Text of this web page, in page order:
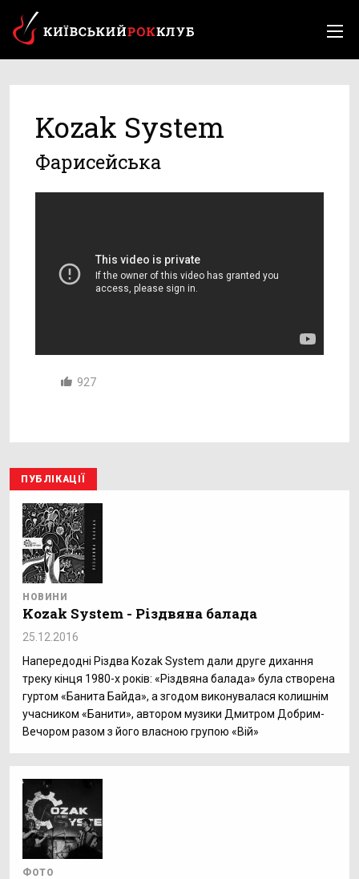
Kozak System
Фарисейська
927
ПУБЛІКАЦІЇ
НОВИНИ
Kozak System - Різдвяна балада
25.12.2016
Напередодні Різдва Kozak System дали друге дихання
треку кінця 1980-х років: «Різдвяна балада» була створена
гуртом «Банита Байда», а згодом виконувалася колишнім
учасником «Банити», автором музики Дмитром Добрим-
Вечором разом з його власною групою «Вій»
ФОТО